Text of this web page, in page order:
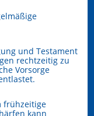
und Testament
rechtzeitig zu
Vorsorge
frühzeitige
kann